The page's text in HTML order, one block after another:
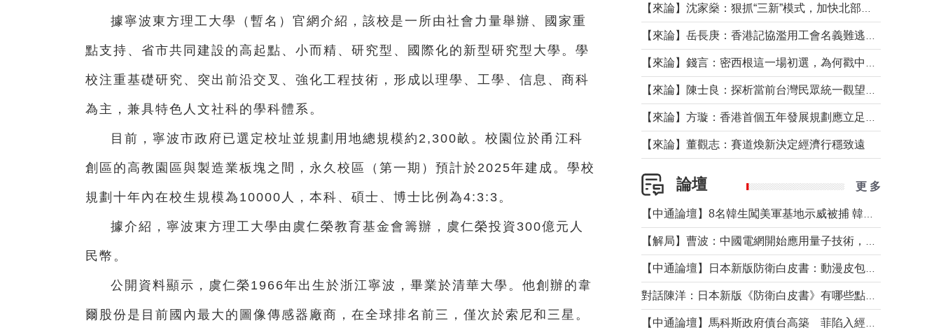
據寧波東方理工大學（暫名）官網介紹，該校是一所由社會力量舉辦、國家重
點支持、省市共同建設的高起點、小而精、研究型、國際化的新型研究型大學。學
校注重基礎研究、突出前沿交叉、強化工程技術，形成以理學、工學、信息、商科
為主，兼具特色人文社科的學科體系。
目前，寧波市政府已選定校址並規劃用地總規模約2,300畝。校園位於甬江科
創區的高教園區與製造業板塊之間，永久校區（第一期）預計於2025年建成。學校
規劃十年內在校生規模為10000人，本科、碩士、博士比例為4:3:3。
據介紹，寧波東方理工大學由虞仁榮教育基金會籌辦，虞仁榮投資300億元人
民幣。
公開資料顯示，虞仁榮1966年出生於浙江寧波，畢業於清華大學。他創辦的韋
爾股份是目前國內最大的圖像傳感器廠商，在全球排名前三，僅次於索尼和三星。
【來論】董觀志：賽道煥新決定經濟行穩致遠
論壇 更 多